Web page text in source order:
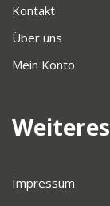
Kontakt
Über uns
Mein Konto
Weiteres
Impressum